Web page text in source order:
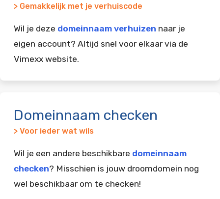
> Gemakkelijk met je verhuiscode
Wil je deze domeinnaam verhuizen naar je
eigen account? Altijd snel voor elkaar via de
Vimexx website.
Domeinnaam checken
> Voor ieder wat wils
Wil je een andere beschikbare domeinnaam
checken? Misschien is jouw droomdomein nog
wel beschikbaar om te checken!